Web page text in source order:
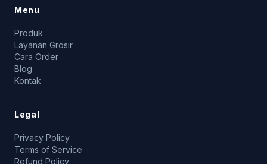
Menu
Produk
Layanan Grosir
Cara Order
Blog
Kontak
Legal
Privacy Policy
Terms of Service
Refund Policy